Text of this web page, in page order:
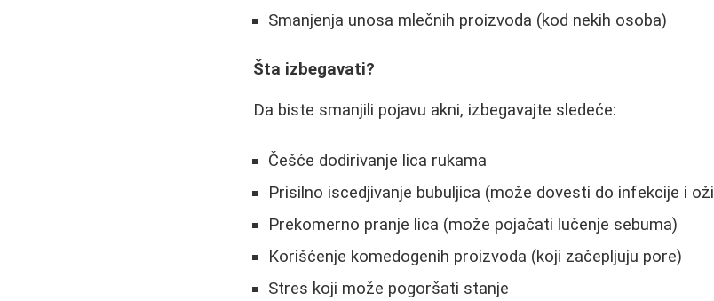
Smanjenja unosa mlečnih proizvoda (kod nekih osoba)
Šta izbegavati?
Da biste smanjili pojavu akni, izbegavajte sledeće:
Češće dodirivanje lica rukama
Prisilno iscedjivanje bubuljica (može dovesti do infekcije i
Prekomerno pranje lica (može pojačati lučenje sebuma)
Korišćenje komedogenih proizvoda (koji začepljuju pore)
Stres koji može pogoršati stanje